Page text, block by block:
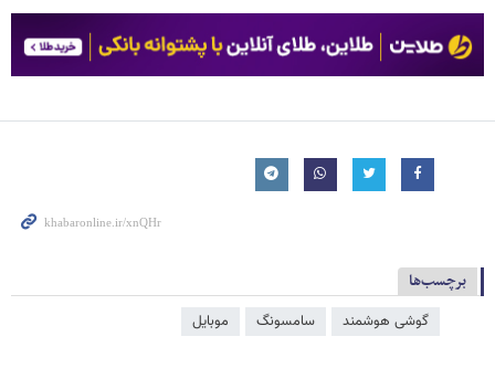
برچسب‌ها
گوشی هوشمند سامسونگ موبایل